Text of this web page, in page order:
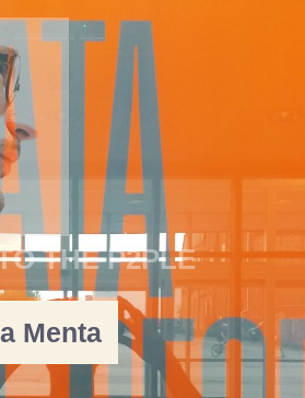
THE P2PLE
Menta